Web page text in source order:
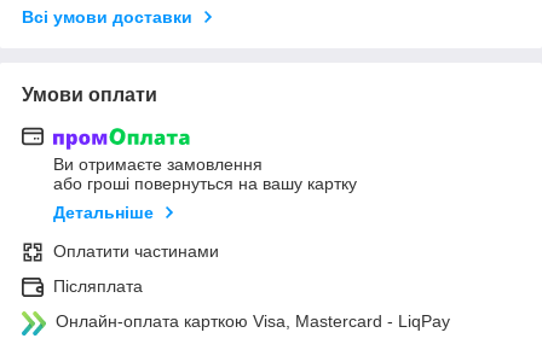
Всі умови доставки
Умови оплати
Ви отримаєте замовлення
або гроші повернуться на вашу картку
Детальніше
Оплатити частинами
Післяплата
Онлайн-оплата карткою Visa, Mastercard - LiqPay